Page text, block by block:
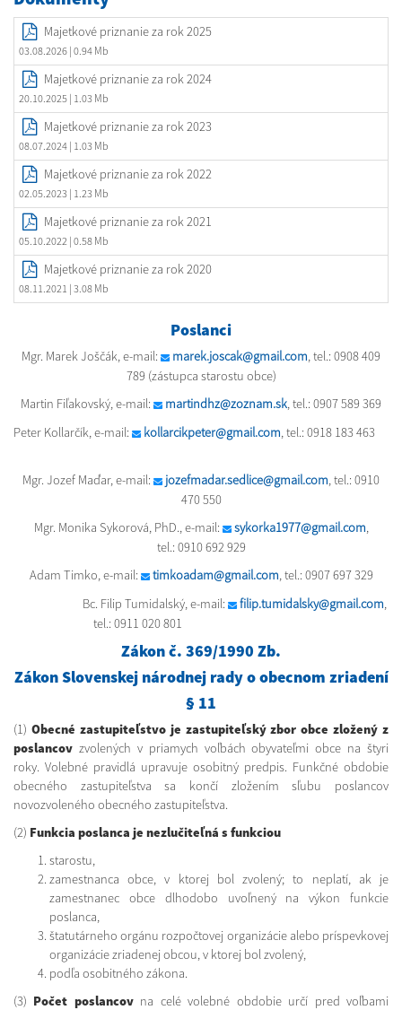
Majetkové priznanie za rok 2025
03.08.2026 | 0.94 Mb
Majetkové priznanie za rok 2024
20.10.2025 | 1.03 Mb
Majetkové priznanie za rok 2023
08.07.2024 | 1.03 Mb
Majetkové priznanie za rok 2022
02.05.2023 | 1.23 Mb
Majetkové priznanie za rok 2021
05.10.2022 | 0.58 Mb
Majetkové priznanie za rok 2020
08.11.2021 | 3.08 Mb
Poslanci
Mgr. Marek Joščák, e-mail: marek.joscak@gmail.com, tel.: 0908 409
789 (zástupca starostu obce)
Martin Fiľakovský, e-mail:
martindhz@zoznam.sk, tel.: 0907 589 369
Peter Kollarčík, e-mail:
kollarcikpeter@gmail.com, tel.: 0918 183 463
Mgr. Jozef Maďar, e-mail: jozefmadar.sedlice@gmail.com, tel.: 0910
470 550
Mgr. Monika Sykorová, PhD., e-mail:
sykorka1977@gmail.com,
tel.: 0910 692 929
Adam Timko, e-mail:
timkoadam@gmail.com, tel.: 0907 697 329
Bc. Filip Tumidalský, e-mail:
filip.tumidalsky@gmail.com,
tel.: 0911 020 801
Zákon č. 369/1990 Zb.
Zákon Slovenskej národnej rady o obecnom zriadení
§ 11
(1) Obecné zastupiteľstvo je zastupiteľský zbor obce zložený z
poslancov zvolených v priamych voľbách obyvateľmi obce na štyri
roky. Volebné pravidlá upravuje osobitný predpis. Funkčné obdobie
obecného zastupiteľstva sa končí zložením sľubu poslancov
novozvoleného obecného zastupiteľstva.
(2) Funkcia poslanca je nezlučiteľná s funkciou
starostu,
zamestnanca obce, v ktorej bol zvolený; to neplatí, ak je
zamestnanec obce dlhodobo uvoľnený na výkon funkcie
poslanca,
štatutárneho orgánu rozpočtovej organizácie alebo príspevkovej
organizácie zriadenej obcou, v ktorej bol zvolený,
podľa osobitného zákona.
(3) Počet poslancovna celé volebné obdobie určí pred voľbami